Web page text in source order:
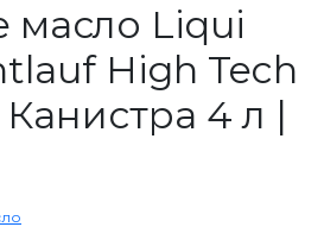
масло Liqui
High Tech
4 л |